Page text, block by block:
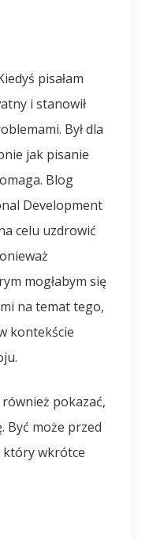
pisałam
i stanowił
Był dla
jak pisanie
Blog
Development
celu uzdrowić
mogłabym się
na temat tego,
kontekście
również pokazać,
Być może przed
który wkrótce